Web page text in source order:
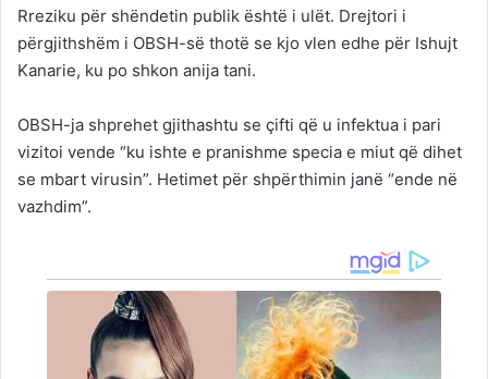
Rreziku për shëndetin publik është i ulët. Drejtori i
përgjithshëm i OBSH-së thotë se kjo vlen edhe për Ishujt
Kanarie, ku po shkon anija tani.
OBSH-ja shprehet gjithashtu se çifti që u infektua i pari
vizitoi vende “ku ishte e pranishme specia e miut që dihet
se mbart virusin”. Hetimet për shpërthimin janë “ende në
vazhdim”.